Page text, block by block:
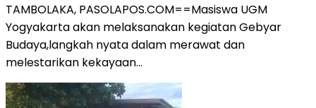
TAMBOLAKA, PASOLAPOS.COM==Masiswa UGM
Yogyakarta akan melaksanakan kegiatan Gebyar
Budaya,langkah nyata dalam merawat dan
melestarikan kekayaan…